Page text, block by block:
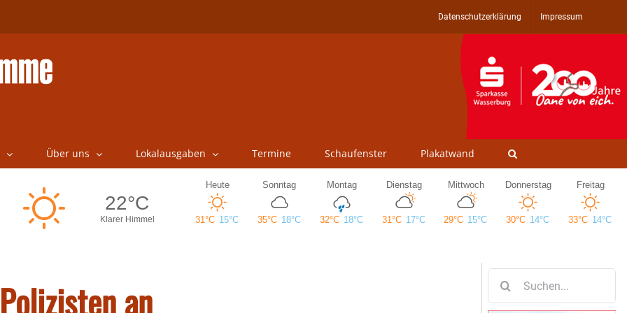
Datenschutzerklärung Impressum
Über uns Lokalausgaben Termine Schaufenster Plakatwand
an
nach: